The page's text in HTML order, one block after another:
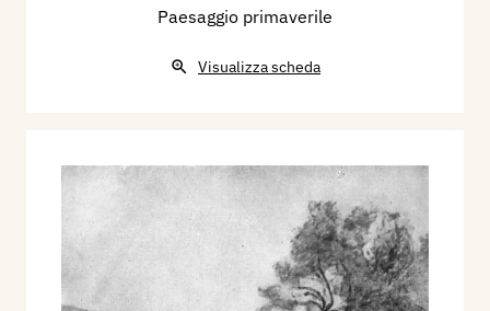
Paesaggio primaverile
Visualizza scheda